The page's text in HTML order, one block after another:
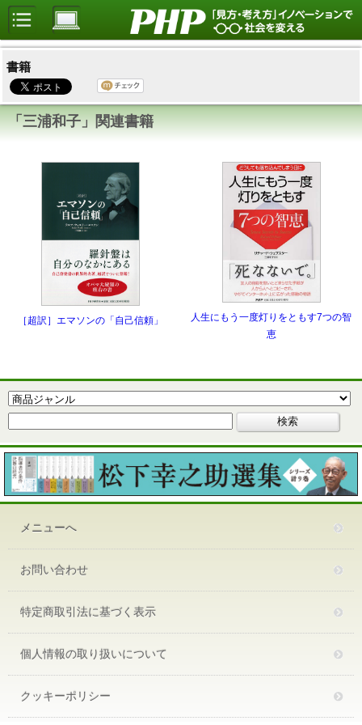
書籍
「三浦和子」関連書籍
［超訳］エマソンの「自己信頼」
人生にもう一度灯りをともす7つの智
恵
メニューへ
お問い合わせ
特定商取引法に基づく表示
個人情報の取り扱いについて
クッキーポリシー